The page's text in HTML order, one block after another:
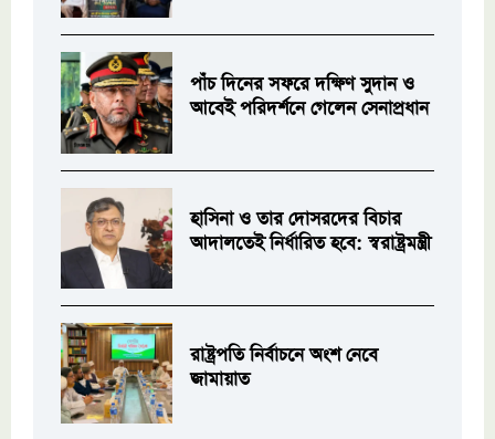
পাঁচ দিনের সফরে দক্ষিণ সুদান ও
আবেই পরিদর্শনে গেলেন সেনাপ্রধান
হাসিনা ও তার দোসরদের বিচার
আদালতেই নির্ধারিত হবে: স্বরাষ্ট্রমন্ত্রী
রাষ্ট্রপতি নির্বাচনে অংশ নেবে
জামায়াত